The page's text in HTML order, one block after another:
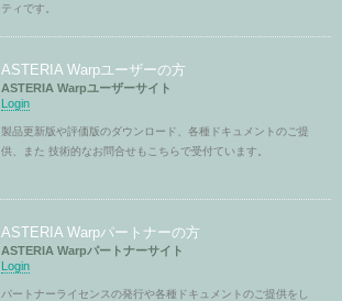
ティです。
ASTERIA Warpユーザーの方
ASTERIA Warpユーザーサイト
Login
製品更新版や評価版のダウンロード、各種ドキュメントのご提
供、また 技術的なお問合せもこちらで受付ています。
ASTERIA Warpパートナーの方
ASTERIA Warpパートナーサイト
Login
パートナーライセンスの発行や各種ドキュメントのご提供をし